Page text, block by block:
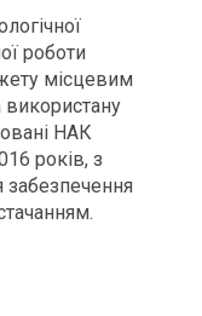
роботи
місцевим
використану
НАК
років, з